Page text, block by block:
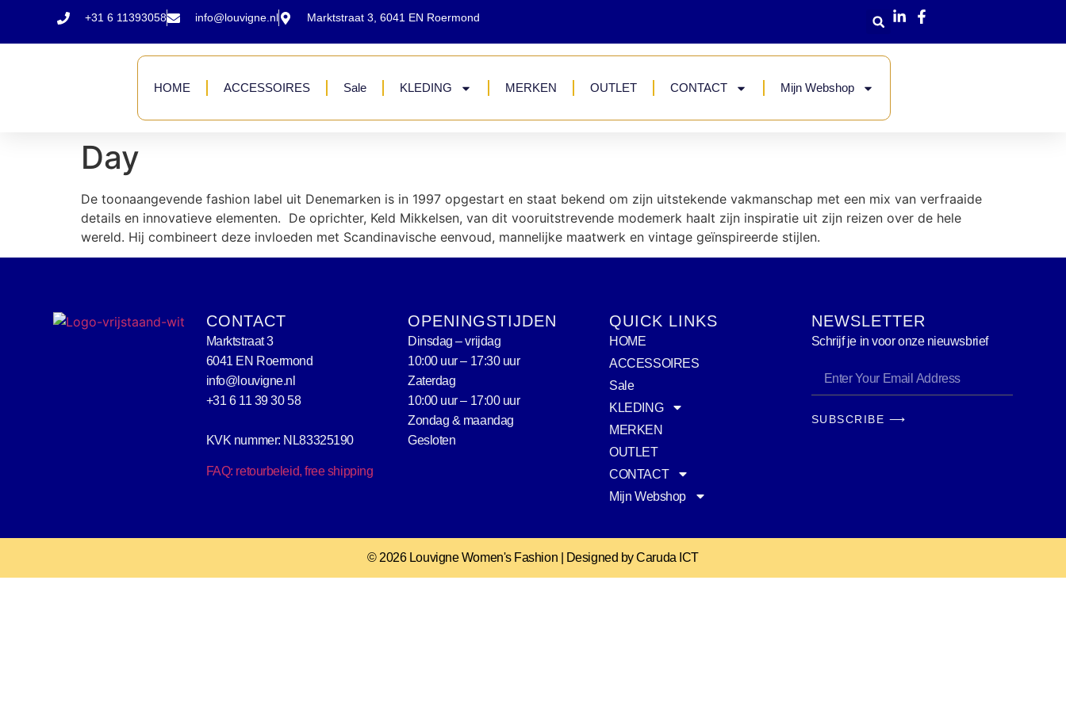
+31 6 11393058 info@louvigne.nl Marktstraat 3, 6041 EN Roermond
HOME ACCESSOIRES Sale KLEDING MERKEN OUTLET CONTACT Mijn Webshop
Day
De toonaangevende fashion label uit Denemarken is in 1997 opgestart en staat bekend om zijn uitstekende vakmanschap met een mix van verfraaide
details en innovatieve elementen. De oprichter, Keld Mikkelsen, van dit vooruitstrevende modemerk haalt zijn inspiratie uit zijn reizen over de hele
wereld. Hij combineert deze invloeden met Scandinavische eenvoud, mannelijke maatwerk en vintage geïnspireerde stijlen.
CONTACT
Marktstraat 3
6041 EN Roermond
info@louvigne.nl
+31 6 11 39 30 58
KVK nummer: NL83325190
FAQ: retourbeleid, free shipping
OPENINGSTIJDEN
Dinsdag – vrijdag
10:00 uur – 17:30 uur
Zaterdag
10:00 uur – 17:00 uur
Zondag & maandag
Gesloten
QUICK LINKS
HOME
ACCESSOIRES
Sale
KLEDING
MERKEN
OUTLET
CONTACT
Mijn Webshop
NEWSLETTER
Schrijf je in voor onze nieuwsbrief
SUBSCRIBE ⟶
© 2026 Louvigne Women's Fashion | Designed by Caruda ICT